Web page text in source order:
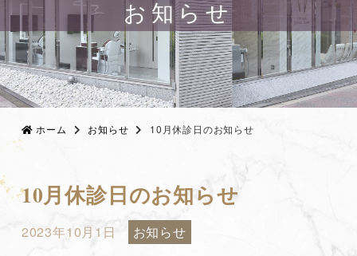
お知らせ
ホーム お知らせ 10月休診日のお知らせ
10月休診日のお知らせ
2023年10月1日
お知らせ